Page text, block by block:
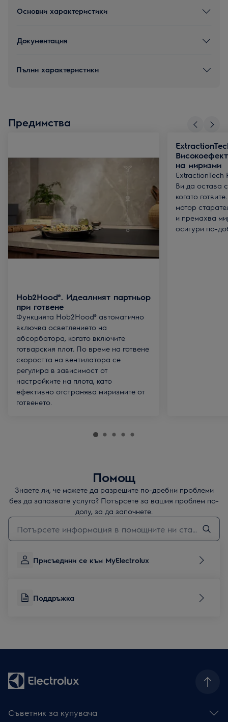
Основни характеристики
Документация
Пълни характеристики
Предимства
Hob2Hood®. Идеалният партньор
при готвене
Функцията Hob2Hood® автоматично
включва осветлението на
абсорбатора, когато включите
готварския плот. По време на готвене
скоростта на вентилатора се
регулира в зависимост от
настройките на плота, като
ефективно отстранява миризмите от
готвенето.
на миризми
ExtractionTech
Ви да остава
когато
мотор
и премахва
осигури по-
Помощ
Знаете ли, че можете да разрешите по-дребни проблеми
без да запазвате услуга? Потърсете за вашия проблем по-
долу, за да започнете.
Въведете текст за да потърсите статии за поддръжка
Присъедини се към MyElectrolux
Поддръжка
Съветник за купувача